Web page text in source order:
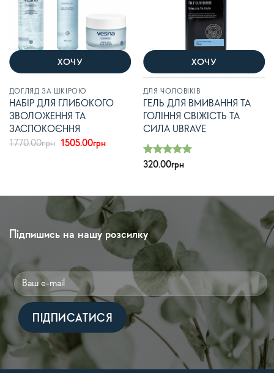
ХОЧУ
ДОГЛЯД ЗА ШКІРОЮ
НАБІР ДЛЯ ГЛИБОКОГО
ЗВОЛОЖЕННЯ ТА
ЗАСПОКОЄННЯ
1770.00грн Оригінальна
1505.00грнПоточна
1505.00грн.
ХОЧУ
ДЛЯ ЧОЛОВІКІВ
ГЕЛЬ ДЛЯ ВМИВАННЯ ТА
ГОЛІННЯ СВІЖІСТЬ ТА
СИЛА UBRAVE
Оцінено в
320.00грн
Підпишись на нашу розсилку
Alternative: